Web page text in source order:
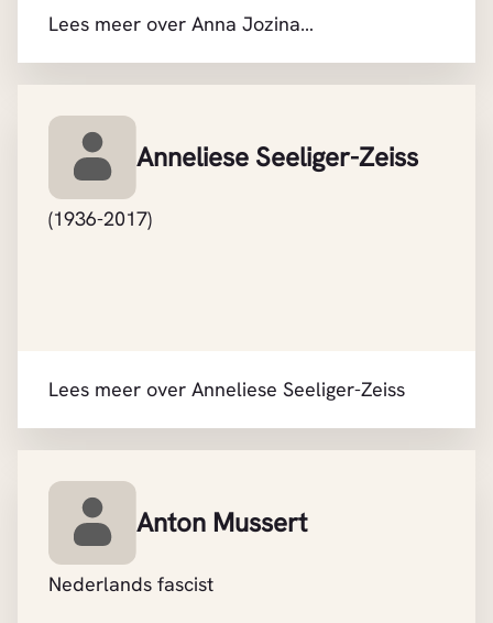
Lees meer over Anna Jozina
Anneliese Seeliger-Zeiss
(1936-2017)
Lees meer over Anneliese Seeliger-Zeiss
Anton Mussert
Nederlands fascist